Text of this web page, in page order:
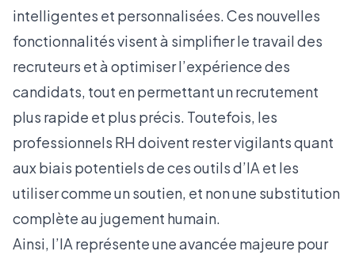
intelligentes et personnalisées. Ces nouvelles
fonctionnalités visent à simplifier le travail des
recruteurs et à optimiser l’expérience des
candidats, tout en permettant un recrutement
plus rapide et plus précis. Toutefois, les
professionnels RH doivent rester vigilants quant
aux biais potentiels de ces outils d’IA et les
utiliser comme un soutien, et non une substitution
complète au jugement humain.
Ainsi, l’IA représente une avancée majeure pour